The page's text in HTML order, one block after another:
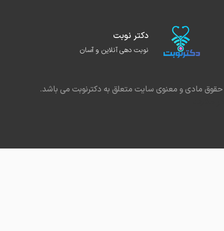
دکتر نوبت
نوبت دهی آنلاین و آسان
مادی و معنوی سایت متعلق به دکترنوبت می باشد.